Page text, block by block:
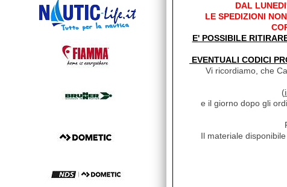
VALVOLA DI
SINGOLO
VALVOLA DI
JOHN GUEST
RACCORDI
DAL
LE SPEDIZIONI
E' POSSIBILE
EVENTUALI CODICI
Vi ricordiamo, che
(
e il giorno dopo gli
Il materiale